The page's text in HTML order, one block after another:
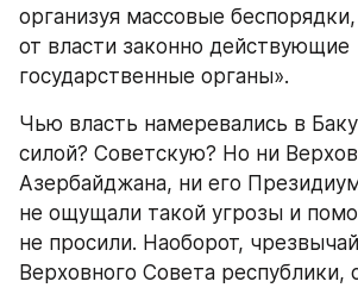
организуя массовые
от власти законно действующие
государственные органы».
Чью власть намеревались в
силой? Советскую? Но ни
Азербайджана, ни его
не ощущали такой угрозы и
не просили. Наоборот,
Верховного Совета республики,